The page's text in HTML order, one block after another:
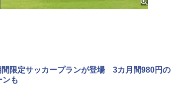
間限定サッカープランが登場 3カ月間980円の
ンも